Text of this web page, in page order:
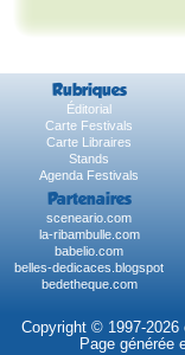
Rubriques
Éditorial
Carte Festivals
Carte Libraires
Stands
Agenda Festivals
Partenaires
sceneario.com
la-ribambulle.com
babelio.com
belles-dedicaces.blogspot
bedetheque.com
Copyright © 1997-2026
Page générée